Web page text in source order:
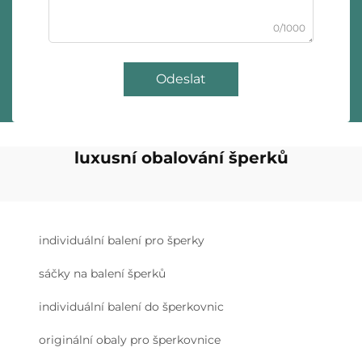
0/1000
Odeslat
luxusní obalování šperků
individuální balení pro šperky
sáčky na balení šperků
individuální balení do šperkovnic
originální obaly pro šperkovnice